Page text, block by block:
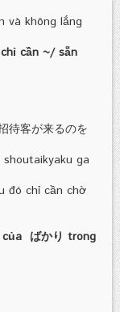
và không lắng
cần ~/ sẵn
待客が来るのを
ga
đó chỉ cần chờ
ばかり trong